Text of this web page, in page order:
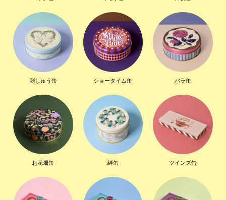
刺しゅう缶 ショータイム缶 バラ缶
お花畑缶 絆缶 ツインズ缶